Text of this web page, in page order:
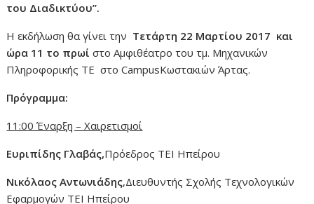
του Διαδικτύου”.
Η εκδήλωση θα γίνει την Τετάρτη 22 Μαρτίου 2017 και
ώρα 11 το πρωί στο Αμφιθέατρο του τμ. Μηχανικών
Πληροφορικής ΤΕ στο CampusΚωστακιών Άρτας.
Πρόγραμμα:
11:00 Έναρξη – Χαιρετισμοί
Ευριπίδης Γλαβάς,Πρόεδρος ΤΕΙ Ηπείρου
Νικόλαος Αντωνιάδης,Διευθυντής Σχολής Τεχνολογικών
Εφαρμογών ΤΕΙ Ηπείρου